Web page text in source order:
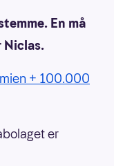
En må
Niclas.
+ 100.000
er